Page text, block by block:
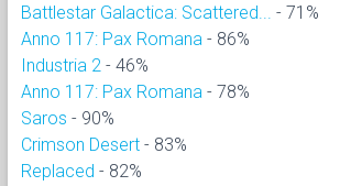
Battlestar Galactica: Scattered...
- 71%
Anno 117: Pax Romana - 86%
Industria 2 - 46%
Anno 117: Pax Romana - 78%
Saros - 90%
Crimson Desert - 83%
Replaced - 82%